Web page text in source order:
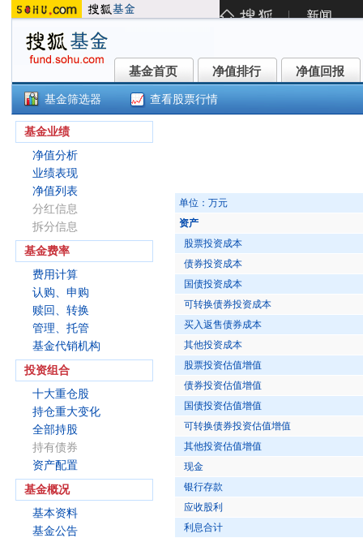
基金首页
基金首页 净值排行
净值排行 净值回报
净值回报
基金筛选器 查看股票行情
基金业绩
净值分析
业绩表现
净值列表
分红信息
拆分信息
基金费率
费用计算
认购、申购
赎回、转换
管理、托管
基金代销机构
投资组合
十大重仓股
持仓重大变化
全部持股
持有债券
资产配置
基金概况
基本资料
基金公告
单位：万元
资产
股票投资成本
债券投资成本
国债投资成本
可转换债券投资成本
买入返售债券成本
其他投资成本
股票投资估值增值
债券投资估值增值
国债投资估值增值
可转换债券投资估值增值
其他投资估值增值
现金
银行存款
应收股利
利息合计